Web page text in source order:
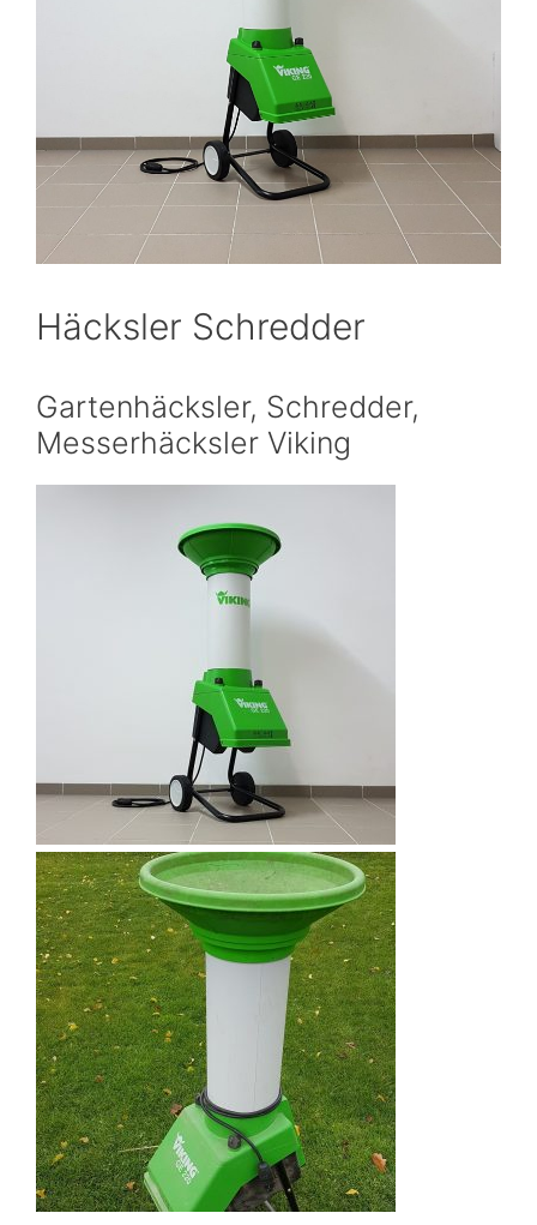
Häcksler Schredder
Gartenhäcksler, Schredder,
Messerhäcksler Viking